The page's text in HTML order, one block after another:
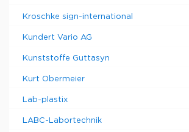
Kroschke sign-international
Kundert Vario AG
Kunststoffe Guttasyn
Kurt Obermeier
Lab-plastix
LABC-Labortechnik